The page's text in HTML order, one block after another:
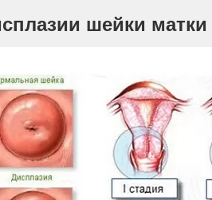
шейки матки